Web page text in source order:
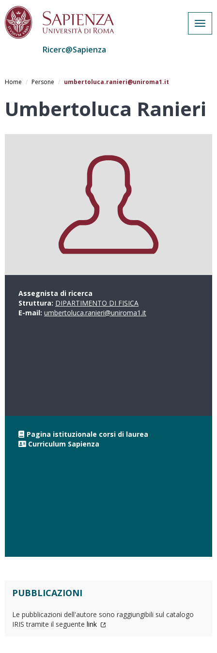
al
Ricerc@Sapienza
Home Persone umbertoluca.ranieri@uniroma1.it
Umbertoluca Ranieri
Assegnista di ricerca
Struttura: DIPARTIMENTO DI FISICA
E-mail: umbertoluca.ranieri@uniroma1.it
Pagina istituzionale corsi di laurea
Curriculum Sapienza
PUBBLICAZIONI
Le pubblicazioni dell'autore sono raggiungibili sul catalogo
IRIS tramite il seguente link